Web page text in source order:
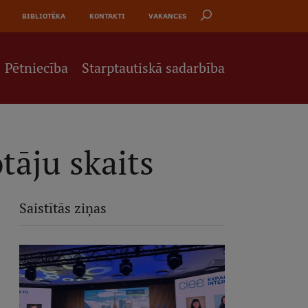
BIBLIOTĒKA KONTAKTI VAKANCES
Pētniecība Starptautiskā sadarbība
skaits
Saistītās ziņas